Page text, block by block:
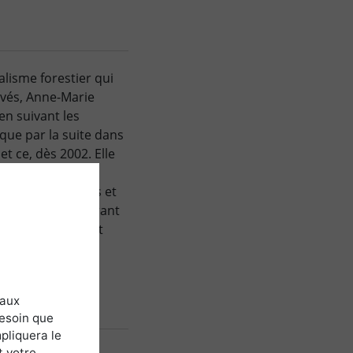
forestier qui
Anne-Marie
suivant les
par la suite dans
ce, dès 2002. Elle
forestiers privés et
et référant
sont en effet
que
le